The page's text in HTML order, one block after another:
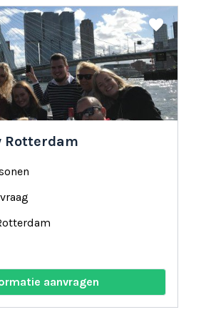
share favorite
Rotterdam
aanvragen